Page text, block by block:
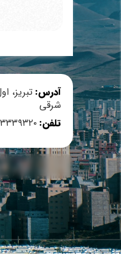
آدرس: تبریز،
شرقی
تلفن: ۳۳۳۳۹۳۲۰-۰۴۱ -
رسانی دفتر مقام معظم رهبری